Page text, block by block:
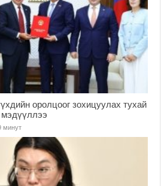
оролцоог зохицуулах тухай
мэдүүллээ
минут